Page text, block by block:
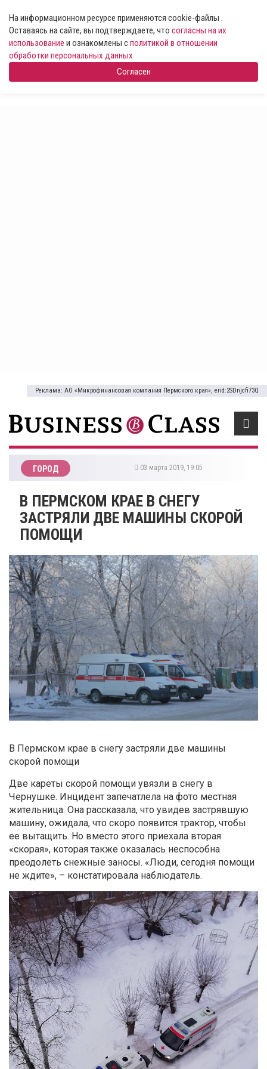
На информационном ресурсе применяются cookie-файлы .
Оставаясь на сайте, вы подтверждаете, что согласны на их
использование и ознакомлены сполитикой в отношении
обработки персональных данных
Согласен
Реклама: АО «Микрофинансовая компания Пермского края», erid:2SDnjcfi73Q
ГОРОД 03 марта 2019, 19:05
В ПЕРМСКОМ КРАЕ В СНЕГУ
ЗАСТРЯЛИ ДВЕ МАШИНЫ СКОРОЙ
ПОМОЩИ
В Пермском крае в снегу застряли две машины
скорой помощи
Две кареты скорой помощи увязли в снегу в
Чернушке. Инцидент запечатлела на фото местная
жительница. Она рассказала, что увидев застрявшую
машину, ожидала, что скоро появится трактор, чтобы
ее вытащить. Но вместо этого приехала вторая
«скорая», которая также оказалась неспособна
преодолеть снежные заносы. «Люди, сегодня помощи
не ждите», – констатировала наблюдатель.